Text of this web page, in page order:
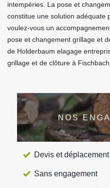
intempéries. La pose et
constitue une solution adéquate
voulez-vous un
pose et changement grillage et
de Holderbaum elagage
grillage et de clôture à
NOS
Devis et
Sans engagement